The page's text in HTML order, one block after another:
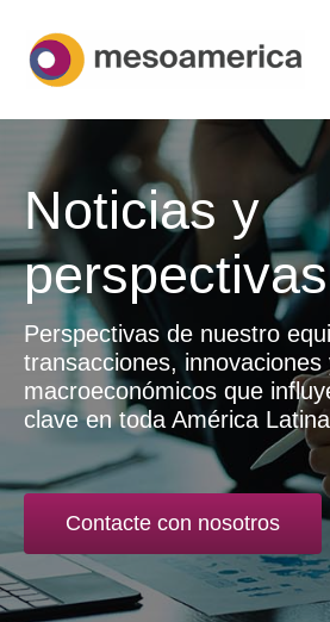
contenido
Inicio
Asesoría Estratégica
Acerca de
Noticias
Contacto
Español
Noticias y
perspectivas
Perspectivas de nuestro
transacciones, innovaciones
macroeconómicos que
clave en toda América
Contacte con nosotros